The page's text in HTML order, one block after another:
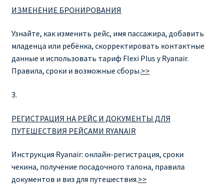
Ryanair Україна из Киева, Одессы, Львова, Харькова,
RYANAIR.COM НА РУССКОМ – кнфтфшкюсщь
Авиабилеты Ryanair на Тенерифе от €15
АВИАБИЛЕТЫ RYANAIR ОТ € 12
АВИАБИЛЕТЫ ВИЛЬНЮС БАРСЕЛОНА
АВИАБИЛЕТЫ ХЕЛЬСИНКИ МИЛАН
Акции RYANAIR из Варшавы
ИЗМЕНЕНИЕ БРОНИРОВАНИЯ
Узнайте, как изменить рейс, имя пассажира, добавить
младенца или ребёнка, скорректировать контактные
данные и использовать тариф Flexi Plus у Ryanair.
Правила, сроки и возможные сборы.>>
3.
РЕГИСТРАЦИЯ НА РЕЙС И ДОКУМЕНТЫ ДЛЯ
ПУТЕШЕСТВИЯ РЕЙСАМИ RYANAIR
Инструкция Ryanair: онлайн-регистрация, сроки
чекина, получение посадочного талона, правила
документов и виз для путешествия.>>